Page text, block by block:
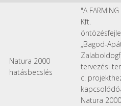
Natura 2000
hatásbecslés
"A
Kft.
„Bagod-
tervezési
c.
Natura 2000